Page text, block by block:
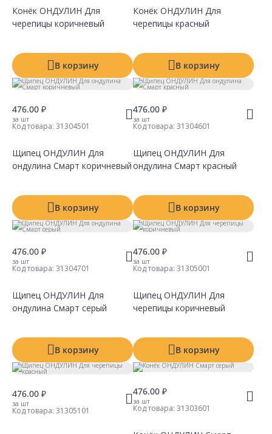
Конёк ОНДУЛИН Для
черепицы коричневый
В корзину
Конёк ОНДУЛИН Для
черепицы красный
В корзину
476.00 ₽
за шт
Код товара: 31304501
Щипец ОНДУЛИН Для
ондулина Смарт коричневый
В корзину
476.00 ₽
за шт
Код товара: 31304601
Щипец ОНДУЛИН Для
ондулина Смарт красный
В корзину
476.00 ₽
за шт
Код товара: 31304701
Щипец ОНДУЛИН Для
ондулина Смарт серый
В корзину
476.00 ₽
за шт
Код товара: 31305001
Щипец ОНДУЛИН Для
черепицы коричневый
В корзину
476.00 ₽
за шт
Код товара: 31305101
476.00 ₽
за шт
Код товара: 31303601